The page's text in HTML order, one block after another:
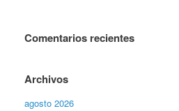
Comentarios recientes
Archivos
agosto 2026